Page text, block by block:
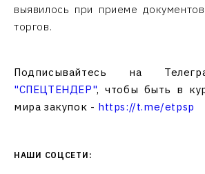
выявилось при приеме
торгов.
Подписывайтесь на
"СПЕЦТЕНДЕР", чтобы быть в
мира закупок - https://t.me/etpsp
НАШИ СОЦСЕТИ: